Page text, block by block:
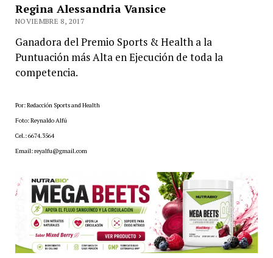
Regina Alessandria Vansice
NOVIEMBRE 8, 2017
Ganadora del Premio Sports & Health a la
Puntuación más Alta en Ejecución de toda la
competencia.
Por: Redacción Sports and Health
Foto: Reynaldo Alfú
Cel.: 6674.3564
Email: reyalfu@gmail.com